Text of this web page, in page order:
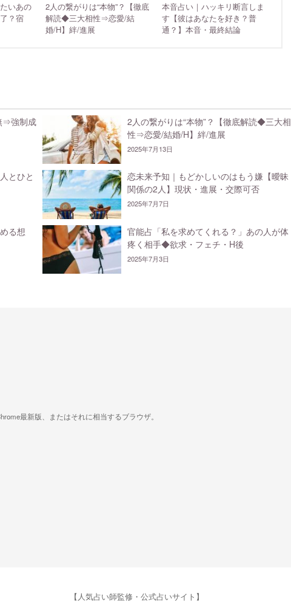
いあの
？宿
2人の繋がりは“本物”？【徹底
解読◆三大相性⇒恋愛/結
婚/H】絆/進展
本音占い｜ハッキリ断言しま
す【彼はあなたを好き？普
通？】本音・最終結論
⇒強制成
2人の繋がりは“本物”？【徹底解読◆三大相
性⇒恋愛/結婚/H】絆/進展
2025年7月13日
とひと
恋未来予知｜もどかしいのはもう嫌【曖昧
関係の2人】現状・進展・交際可否
2025年7月7日
る想
官能占「私を求めてくれる？」あの人が体
疼く相手◆欲求・フェチ・H後
2025年7月3日
最新版、またはそれに相当するブラウザ。
【人気占い師監修・公式占いサイト】